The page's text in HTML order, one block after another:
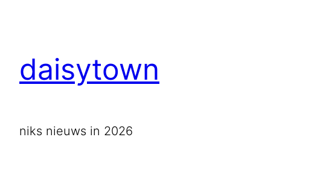
daisytown
niks nieuws in 2026